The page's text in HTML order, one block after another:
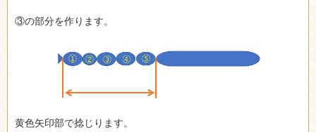
③の部分を作ります。
黄色矢印部で捻じります。